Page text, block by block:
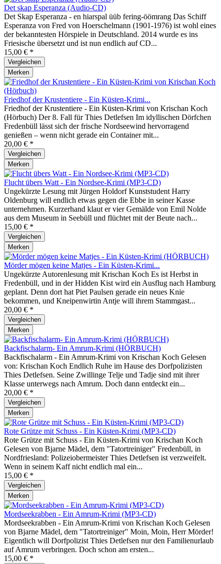
Det skap Esperanza (Audio-CD)
Det Skap Esperanza - en hiarspal üüb fering-öömrang Das Schiff
Esperanza von Fred von Hoerschelmann (1901-1976) ist wohl eines
der bekanntesten Hörspiele in Deutschland. 2014 wurde es ins
Friesische übersetzt und ist nun endlich auf CD...
15,00 € *
Vergleichen
Merken
Friedhof der Krustentiere - Ein Küsten-Krimi...
Friedhof der Krustentiere - Ein Küsten-Krimi von Krischan Koch
(Hörbuch) Der 8. Fall für Thies Detlefsen Im idyllischen Dörfchen
Fredenbüll lässt sich der frische Nordseewind hervorragend
genießen – wenn nicht gerade ein Container mit...
20,00 € *
Vergleichen
Merken
Flucht übers Watt - Ein Nordsee-Krimi (MP3-CD)
Ungekürzte Lesung mit Jürgen Holdorf Kunststudent Harry
Oldenburg will endlich etwas gegen die Ebbe in seiner Kasse
unternehmen. Kurzerhand klaut er vier Gemälde von Emil Nolde
aus dem Museum in Seebüll und flüchtet mit der Beute nach...
15,00 € *
Vergleichen
Merken
Mörder mögen keine Matjes - Ein Küsten-Krimi...
Ungekürzte Autorenlesung mit Krischan Koch Es ist Herbst in
Fredenbüll, und in der Hidden Kist wird ein Ausflug nach Hamburg
geplant. Denn dort hat Piet Paulsen gerade ein neues Knie
bekommen, und Kneipenwirtin Antje will ihrem Stammgast...
20,00 € *
Vergleichen
Merken
Backfischalarm- Ein Amrum-Krimi (HÖRBUCH)
Backfischalarm - Ein Amrum-Krimi von Krischan Koch Gelesen
von: Krischan Koch Endlich Ruhe im Hause des Dorfpolizisten
Thies Detlefsen. Seine Zwillinge Telje und Tadje sind mit ihrer
Klasse unterwegs nach Amrum. Doch dann entdeckt ein...
20,00 € *
Vergleichen
Merken
Rote Grütze mit Schuss - Ein Küsten-Krimi (MP3-CD)
Rote Grütze mit Schuss - Ein Küsten-Krimi von Krischan Koch
Gelesen von Bjarne Mädel, dem "Tatortreiniger" Fredenbüll, in
Nordfriesland: Polizeiobermeister Thies Detlefsen ist verzweifelt.
Wenn in seinem Kaff nicht endlich mal ein...
15,00 € *
Vergleichen
Merken
Mordseekrabben - Ein Amrum-Krimi (MP3-CD)
Mordseekrabben - Ein Amrum-Krimi von Krischan Koch Gelesen
von Bjarne Mädel, dem "Tatortreiniger" Moin, Moin, Herr Mörder!
Eigentlich will Dorfpolizist Thies Detlefsen nur den Familienurlaub
auf Amrum verbringen. Doch schon am ersten...
15,00 € *